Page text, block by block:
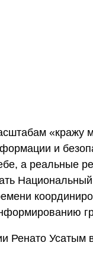
«кражу
и
а реальные
Ренато Усатым